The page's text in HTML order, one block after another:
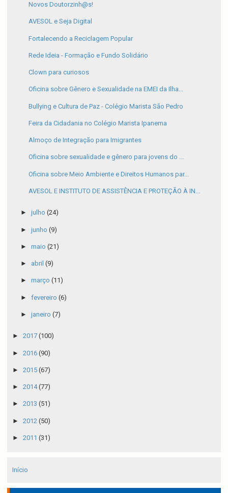
Novos Doutorzinh@s!
AVESOL e Seja Digital
Fortalecendo a Reciclagem Popular
Rede Ideia - Formação e Fundo Solidário
Clown para curiosos
Oficina sobre Gênero e Sexualidade na EMEI da Ilha...
Bullying e Cultura de Paz - Colégio Marista São Pedro
Feira da Cidadania no Colégio Marista Ipanema
Almoço de Integração para Imigrantes
Oficina sobre sexualidade e gênero para jovens do ...
Oficina sobre Meio Ambiente e Direitos Humanos par...
AVESOL E INSTITUTO DE ASSISTÊNCIA E PROTEÇÃO À IN...
► julho (24)
► junho (9)
► maio (21)
► abril (9)
► março (11)
► fevereiro (6)
► janeiro (7)
► 2017 (100)
► 2016 (90)
► 2015 (67)
► 2014(77)
► 2013 (51)
► 2012 (50)
► 2011 (31)
Início